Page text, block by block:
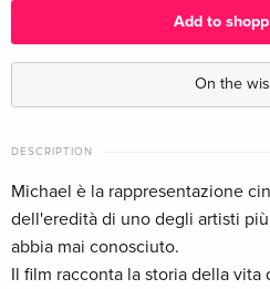
German
Standard edition
French
Standard edition — (selected)
Add to
On the
DESCRIPTION
Michael è la rappresentazione
dell'eredità di uno degli artisti
abbia mai conosciuto.
Il film racconta la storia della